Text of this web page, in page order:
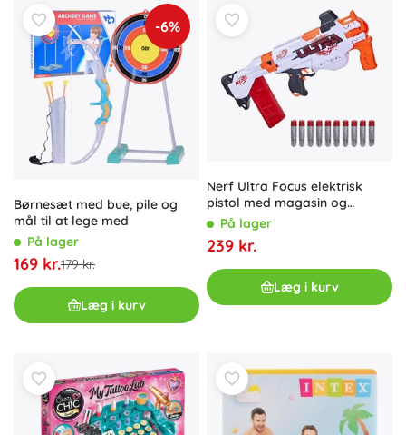
-6%
Børnesæt med bue, pile og
mål til at lege med
På lager
169 kr.179 kr.
Læg i kurv
Nerf Ultra Focus elektrisk
pistol med magasin og
skumprojektiler
På lager
239 kr.
Læg i kurv